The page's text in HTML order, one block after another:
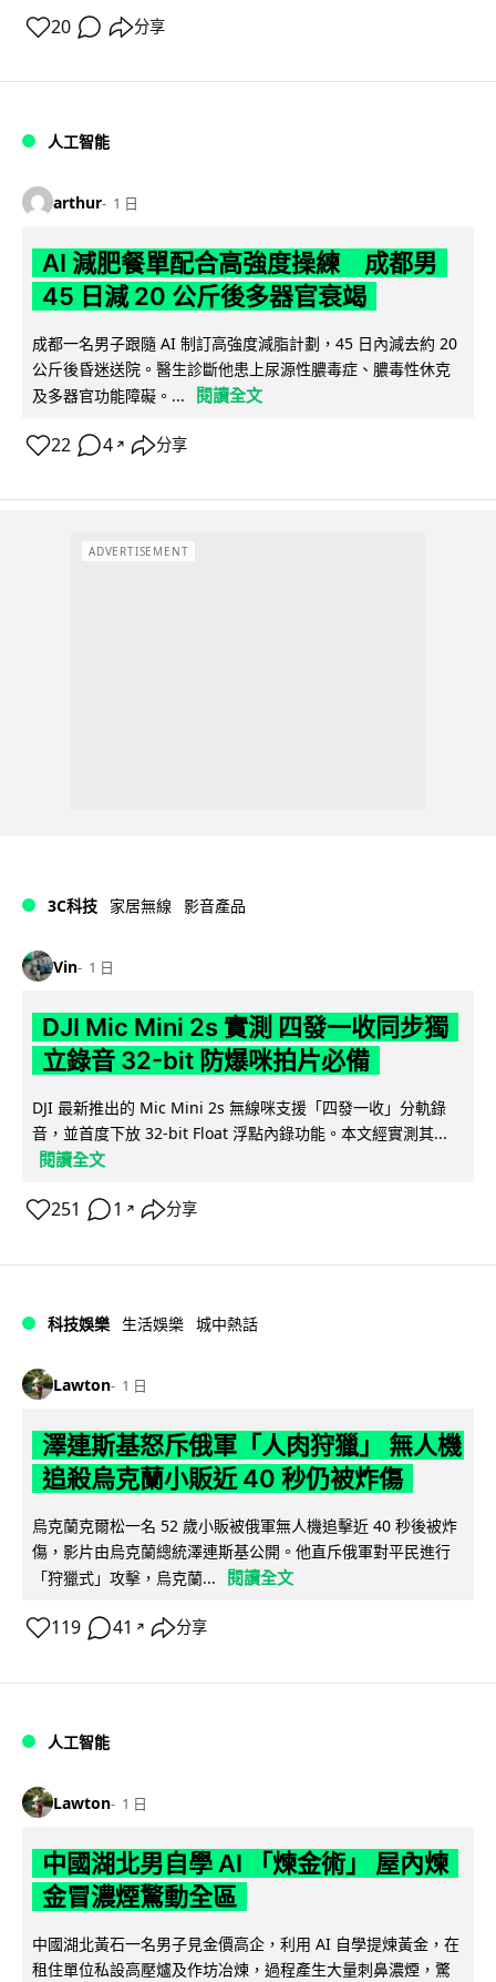
20 分享
人工智能
arthur 1 日
AI 減肥餐單配合高強度操練 成都男
45 日減 20 公斤後多器官衰竭
成都一名男子跟隨 AI 制訂高強度減脂計劃，45 日內減去約 20
公斤後昏迷送院。醫生診斷他患上尿源性膿毒症、膿毒性休克
及多器官功能障礙。...
閱讀全文
22 4 ↗ 分享
ADVERTISEMENT
3C科技 家居無線 影音產品
Vin 1 日
DJI Mic Mini 2s 實測 四發一收同步獨
立錄音 32-bit 防爆咪拍片必備
DJI 最新推出的 Mic Mini 2s 無線咪支援「四發一收」分軌錄
音，並首度下放 32-bit Float 浮點內錄功能。本文經實測其...
閱讀全文
251 1 ↗ 分享
科技娛樂 生活娛樂 城中熱話
Lawton 1 日
澤連斯基怒斥俄軍「人肉狩獵」 無人機
追殺烏克蘭小販近 40 秒仍被炸傷
烏克蘭克爾松一名 52 歲小販被俄軍無人機追擊近 40 秒後被炸
傷，影片由烏克蘭總統澤連斯基公開。他直斥俄軍對平民進行
「狩獵式」攻擊，烏克蘭...
閱讀全文
119 41 ↗ 分享
人工智能
Lawton 1 日
中國湖北男自學 AI 「煉金術」 屋內煉
金冒濃煙驚動全區
中國湖北黃石一名男子見金價高企，利用 AI 自學提煉黃金，在
租住單位私設高壓爐及作坊冶煉，過程產生大量刺鼻濃煙，驚